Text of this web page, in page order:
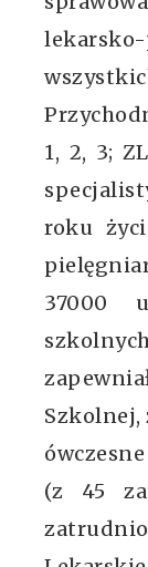
1, 2, 3;
roku
37000
Szkolnej,
(z 45